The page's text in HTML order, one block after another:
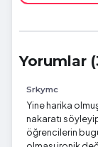
Yorumlar
Srkymc
Yine harika
nakaratı
öğrencilerin